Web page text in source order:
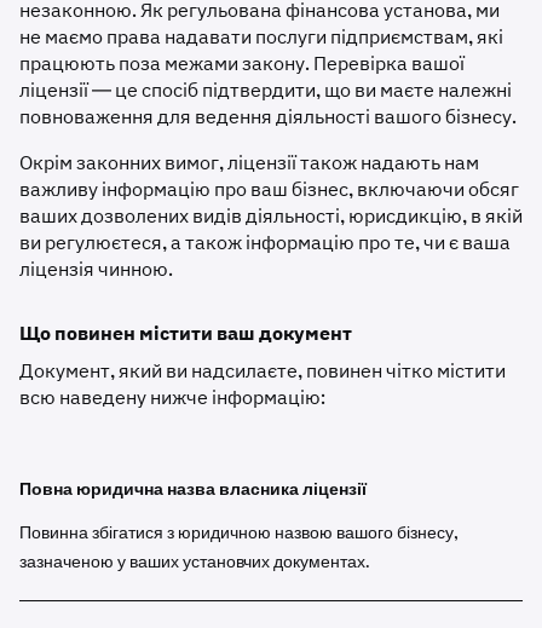
незаконною. Як регульована фінансова установа, ми
не маємо права надавати послуги підприємствам, які
працюють поза межами закону. Перевірка вашої
ліцензії — це спосіб підтвердити, що ви маєте належні
повноваження для ведення діяльності вашого бізнесу.
Окрім законних вимог, ліцензії також надають нам
важливу інформацію про ваш бізнес, включаючи обсяг
ваших дозволених видів діяльності, юрисдикцію, в якій
ви регулюєтеся, а також інформацію про те, чи є ваша
ліцензія чинною.
Що повинен містити ваш документ
Документ, який ви надсилаєте, повинен чітко містити
всю наведену нижче інформацію:
Повна юридична назва власника ліцензії
Повинна збігатися з юридичною назвою вашого бізнесу,
зазначеною у ваших установчих документах.